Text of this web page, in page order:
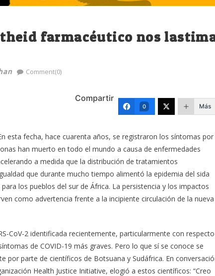
farmacéutico nos
Comment(0)
Compartir
0 Más
esta fecha, hace cuarenta años, se registraron los síntomas por
han muerto en todo el mundo a causa de enfermedades
a medida que la distribución de tratamientos
que durante mucho tiempo alimentó la epidemia del sida
los pueblos del sur de África. La persistencia y los impactos
como advertencia frente a la incipiente circulación de la nueva
CoV-2 identificada recientemente, particularmente con respecto
de COVID-19 más graves. Pero lo que sí se conoce se
por parte de científicos de Botsuana y Sudáfrica. En
Health Justice Initiative, elogió a estos científicos: “Creo